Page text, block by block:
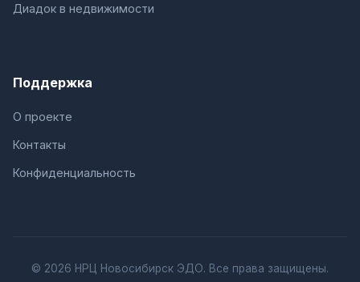
Диадок в недвижимости
Поддержка
О проекте
Контакты
Конфиденциальность
© 2026 НРЦ Новосибирск ЭДО. Все права защищены.